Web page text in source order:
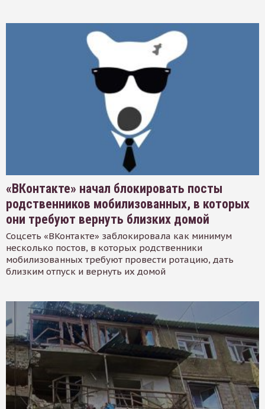
«ВКонтакте» начал блокировать посты
родственников мобилизованных, в которых
они требуют вернуть близких домой
Соцсеть «ВКонтакте» заблокировала как минимум
несколько постов, в которых родственники
мобилизованных требуют провести ротацию, дать
близким отпуск и вернуть их домой